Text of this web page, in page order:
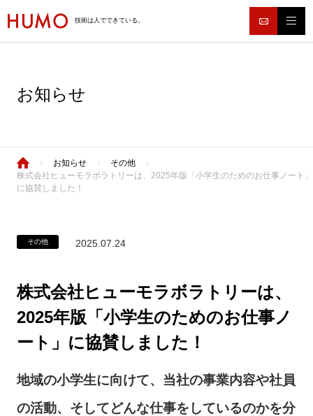
技術は人でできている。
お知らせ
お知らせ
その他
株式会社ヒューモラボラトリーは、2025年版「小学生のためのお仕事ノート」
に協賛しました！
その他 2025.07.24
株式会社ヒューモラボラトリーは、
2025年版「小学生のためのお仕事ノ
ート」に協賛しました！
地域の小学生に向けて、当社の事業内容や社員
の活動、そしてどんな仕事をしているのかを分